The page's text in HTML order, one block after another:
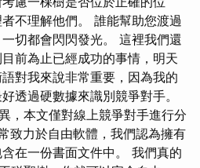
不理解他們。 誰能幫助您渡過
切都會閃閃發光。 這裡我們還
前為止已經成功的事情，明天
對我來說非常重要，因為我的
透過硬數據來識別競爭對手。
，本文僅對線上競爭對手進行分
致力於自由軟體，我們認為擁有
在一份書面文件中。 我們真的